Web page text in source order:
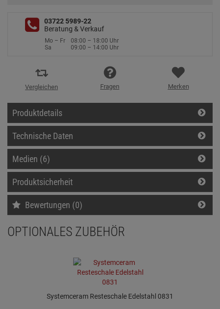
03722 5989-22
Beratung & Verkauf
Mo – Fr
08:00 – 18:00 Uhr
Sa
09:00 – 14:00 Uhr
Vergleichen Fragen Merken
Produktdetails
Technische Daten
Medien (6)
Produktsicherheit
Bewertungen (0)
OPTIONALES ZUBEHÖR
Systemceram Resteschale Edelstahl 0831